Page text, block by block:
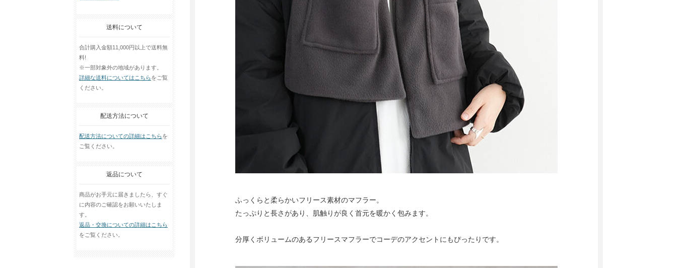
送料について
合計購入金額11,000円以上で送料無
料!
※一部対象外の地域があります。
詳細な送料についてはこちらをご覧
ください。
配送方法について
配送方法についての詳細はこちらを
ご覧ください。
返品について
商品がお手元に届きましたら、すぐ
に内容のご確認をお願いいたしま
す。
返品・交換についての詳細はこちら
をご覧ください。
ふっくらと柔らかいフリース素材のマフラー。
たっぷりと長さがあり、肌触りが良く首元を暖かく包みます。
分厚くボリュームのあるフリースマフラーでコーデのアクセントにもぴったりです。